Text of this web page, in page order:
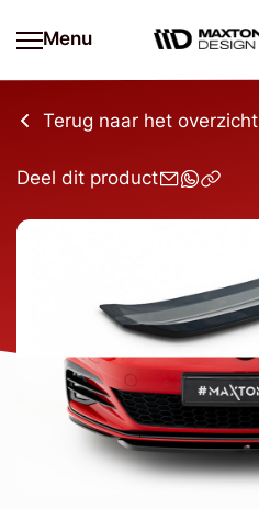
Menu
Terug naar het overzicht
Deel dit product